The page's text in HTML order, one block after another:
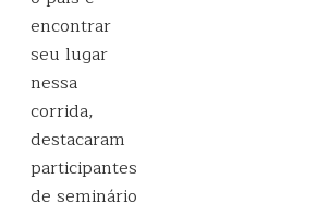
encontrar
seu lugar
nessa
corrida,
destacaram
participantes
de seminário